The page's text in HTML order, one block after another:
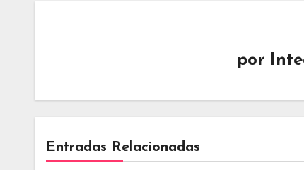
por
Entradas Relacionadas